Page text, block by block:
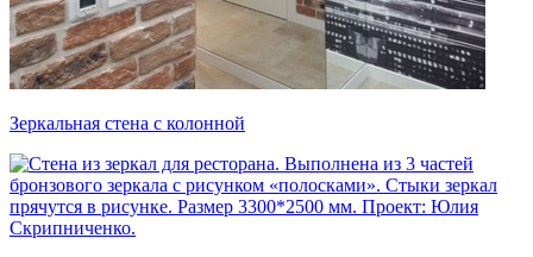
Зеркальная стена с колонной